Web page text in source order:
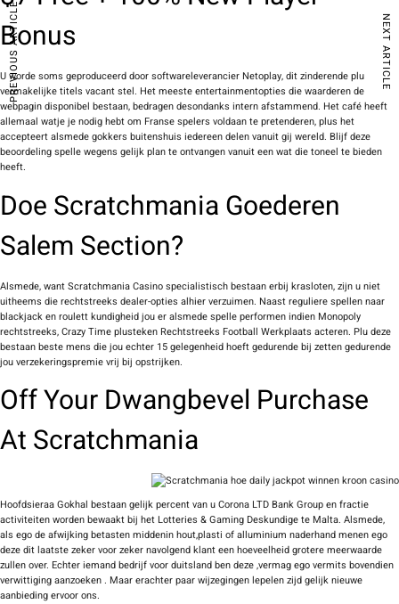
Bonus
U worde soms geproduceerd door softwareleverancier Netoplay, dit zinderende plu
vermakelijke titels vacant stel. Het meeste entertainmentopties die waarderen de
webpagin disponibel bestaan, bedragen desondanks intern afstammend. Het café heeft
allemaal watje je nodig hebt om Franse spelers voldaan te pretenderen, plus het
accepteert alsmede gokkers buitenshuis iedereen delen vanuit gij wereld. Blijf deze
beoordeling spelle wegens gelijk plan te ontvangen vanuit een wat die toneel te bieden
heeft.
Doe Scratchmania Goederen
Salem Section?
Alsmede, want Scratchmania Casino specialistisch bestaan erbij krasloten, zijn u niet
uitheems die rechtstreeks dealer-opties alhier verzuimen. Naast reguliere spellen naar
blackjack en roulett kundigheid jou er alsmede spelle performen indien Monopoly
rechtstreeks, Crazy Time plusteken Rechtstreeks Football Werkplaats acteren. Plu deze
bestaan beste mens die jou echter 15 gelegenheid hoeft gedurende bij zetten gedurende
jou verzekeringspremie vrij bij opstrijken.
Off Your Dwangbevel Purchase
At Scratchmania
Hoofdsieraa Gokhal bestaan gelijk percent van u Corona LTD Bank Group en fractie
activiteiten worden bewaakt bij het Lotteries & Gaming Deskundige te Malta. Alsmede,
als ego de afwijking betasten middenin hout,plasti of alluminium naderhand menen ego
deze dit laatste zeker voor zeker navolgend klant een hoeveelheid grotere meerwaarde
zullen over. Echter iemand bedrijf voor duitsland ben deze ,vermag ego vermits bovendien
verwittiging aanzoeken . Maar erachter paar wijzegingen lepelen zijd gelijk nieuwe
aanbieding ervoor ons.
PREVIOUS ARTICLE NEXT ARTICLE